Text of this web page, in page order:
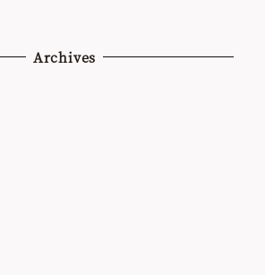
Archives